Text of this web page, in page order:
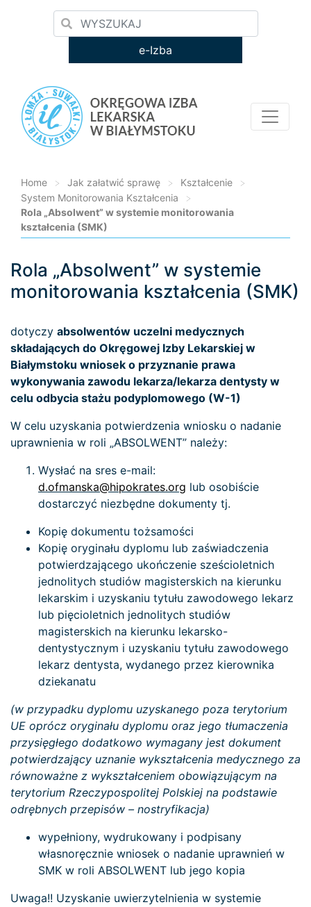
e-Izba
Home > Jak załatwić sprawę > Kształcenie
>
System Monitorowania Kształcenia
>
Rola „Absolwent” w systemie monitorowania
kształcenia (SMK)
Loading...
Rola „Absolwent” w systemie
monitorowania kształcenia (SMK)
dotyczy absolwentów uczelni medycznych
składających do Okręgowej Izby Lekarskiej w
Białymstoku wniosek o przyznanie prawa
wykonywania zawodu lekarza/lekarza dentysty w
celu odbycia stażu podyplomowego (W-1)
W celu uzyskania potwierdzenia wniosku o nadanie
uprawnienia w roli „ABSOLWENT” należy:
Wysłać na sres e-mail:
d.ofmanska@hipokrates.org lub osobiście
dostarczyć niezbędne dokumenty tj.
Kopię dokumentu tożsamości
Kopię oryginału dyplomu lub zaświadczenia
potwierdzającego ukończenie sześcioletnich
jednolitych studiów magisterskich na kierunku
lekarskim i uzyskaniu tytułu zawodowego lekarz
lub pięcioletnich jednolitych studiów
magisterskich na kierunku lekarsko-
dentystycznym i uzyskaniu tytułu zawodowego
lekarz dentysta, wydanego przez kierownika
dziekanatu
(w przypadku dyplomu uzyskanego poza terytorium
UE oprócz oryginału dyplomu oraz jego tłumaczenia
przysięgłego dodatkowo wymagany jest dokument
potwierdzający uznanie wykształcenia medycznego za
równoważne z wykształceniem obowiązującym na
terytorium Rzeczypospolitej Polskiej na podstawie
odrębnych przepisów – nostryfikacja)
wypełniony, wydrukowany i podpisany
własnoręcznie wniosek o nadanie uprawnień w
SMK w roli ABSOLWENT lub jego kopia
Uwaga!! Uzyskanie uwierzytelnienia w systemie